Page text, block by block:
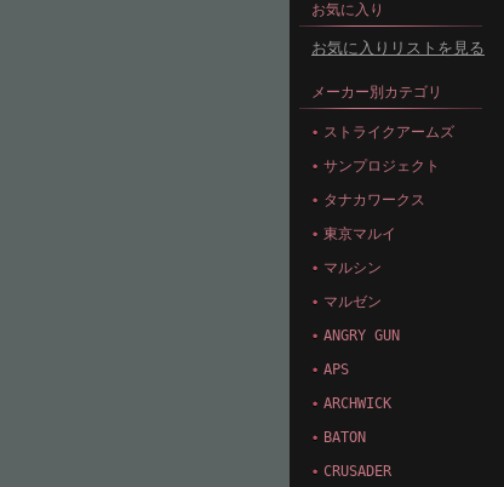
お気に入り
お気に入りリストを見る
メーカー別カテゴリ
ストライクアームズ
サンプロジェクト
タナカワークス
東京マルイ
マルシン
マルゼン
ANGRY GUN
APS
ARCHWICK
BATON
CRUSADER